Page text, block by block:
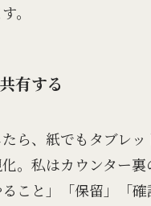
。
有する
ら、紙でもタブレッ
。私はカウンター裏
こと」「保留」「確